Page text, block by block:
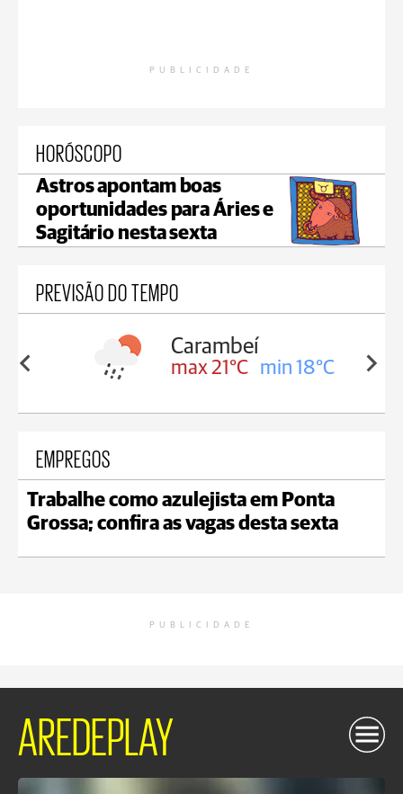
PUBLICIDADE
HORÓSCOPO
Astros apontam boas
oportunidades para Áries e
Sagitário nesta sexta
PREVISÃO DO TEMPO
18°C
Carambeí
max 21°C min 18°C
EMPREGOS
Trabalhe como azulejista em Ponta
Grossa; confira as vagas desta sexta
PUBLICIDADE
AREDEPLAY